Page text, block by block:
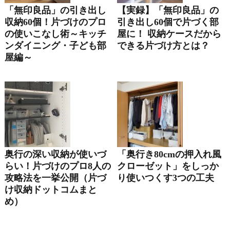
「無印良品」の引き出し
収納60個！片づけのプロ
の使いこなし術～キッチ
ンダイニング・子ども部
屋編～
【実録】「無印良品」の
引き出し60個で片づく部
屋に！ 収納ケースだから
できる片づけ方とは？
奥行の深い収納が使いづ
らい！片づけのプロ8人の
攻略法を一挙公開（片づ
け収納ドットコムまと
め）
「奥行き80cmの押入れ風
クローゼット」をしっか
り使いつくす3つの工夫